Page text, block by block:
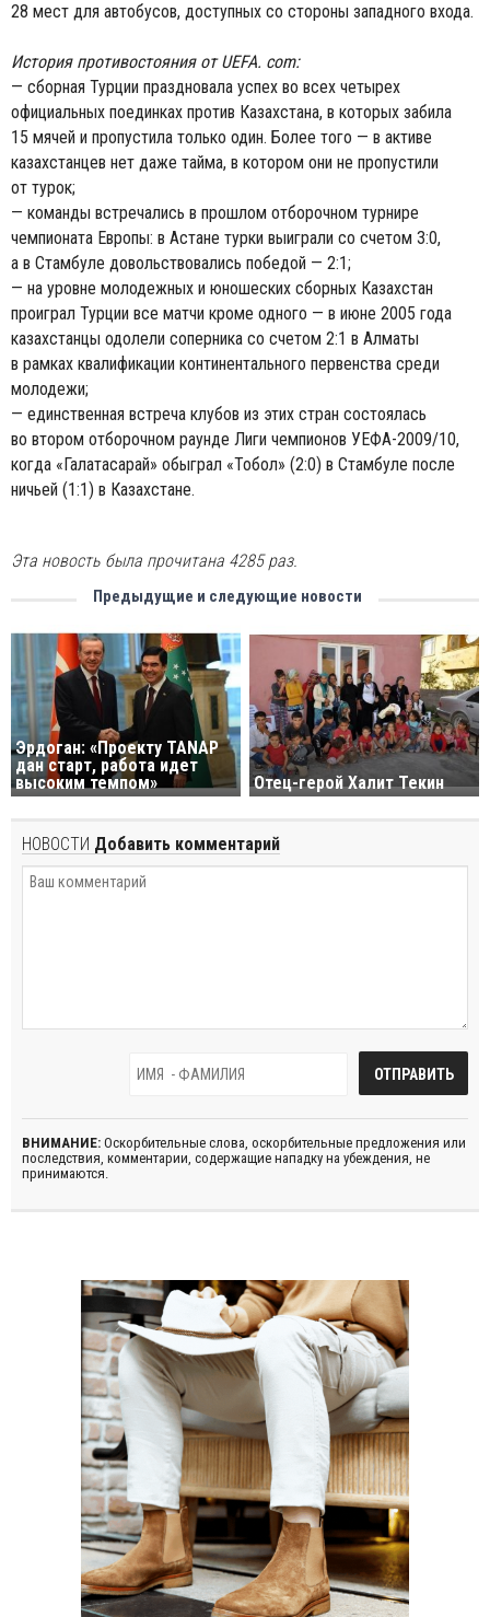
28 мест для автобусов, доступных со стороны западного входа.
История противостояния от UEFA. com:
— сборная Турции праздновала успех во всех четырех
официальных поединках против Казахстана, в которых забила
15 мячей и пропустила только один. Более того — в активе
казахстанцев нет даже тайма, в котором они не пропустили
от турок;
— команды встречались в прошлом отборочном турнире
чемпионата Европы: в Астане турки выиграли со счетом 3:0,
а в Стамбуле довольствовались победой — 2:1;
— на уровне молодежных и юношеских сборных Казахстан
проиграл Турции все матчи кроме одного — в июне 2005 года
казахстанцы одолели соперника со счетом 2:1 в Алматы
в рамках квалификации континентального первенства среди
молодежи;
— единственная встреча клубов из этих стран состоялась
во втором отборочном раунде Лиги чемпионов УЕФА-2009/10,
когда «Галатасарай» обыграл «Тобол» (2:0) в Стамбуле после
ничьей (1:1) в Казахстане.
Эта новость была прочитана 4285 раз.
Предыдущие и следующие новости
Эрдоган: «Проекту TANAP
дан старт, работа идет
высоким темпом»
Отец-герой Халит Текин
НОВОСТИ Добавить комментарий
ВНИМАНИЕ: Оскорбительные слова, оскорбительные предложения или
последствия, комментарии, содержащие нападку на убеждения, не
принимаются.